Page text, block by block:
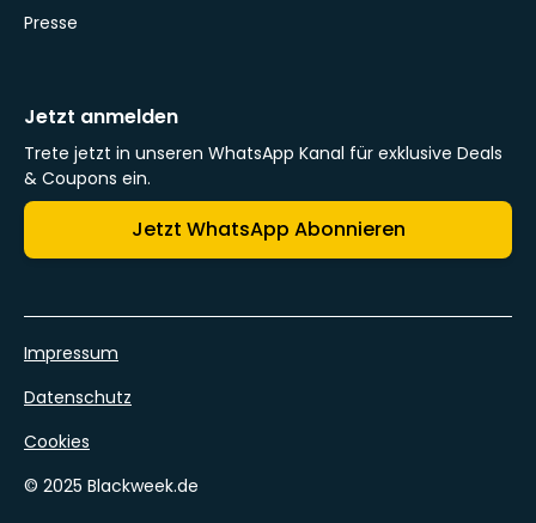
Presse
Jetzt anmelden
Trete jetzt in unseren WhatsApp Kanal für exklusive Deals
& Coupons ein.
Jetzt WhatsApp Abonnieren
© 2025 Blackweek.de
Impressum
Datenschutz
Cookies